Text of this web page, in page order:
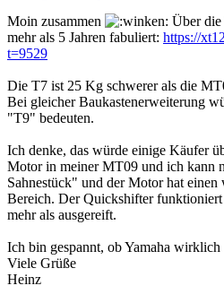
Moin zusammen
Über
mehr als 5 Jahren fabuliert: https://
t=9529
Die T7 ist 25 Kg schwerer als die
Bei gleicher Baukastenerweiterung
"T9" bedeuten.
Ich denke, das würde einige Käufer
Motor in meiner MT09 und ich kann
Sahnestück" und der Motor hat
Bereich. Der Quickshifter
mehr als ausgereift.
Ich bin gespannt, ob Yamaha wirklich
Viele Grüße
Heinz